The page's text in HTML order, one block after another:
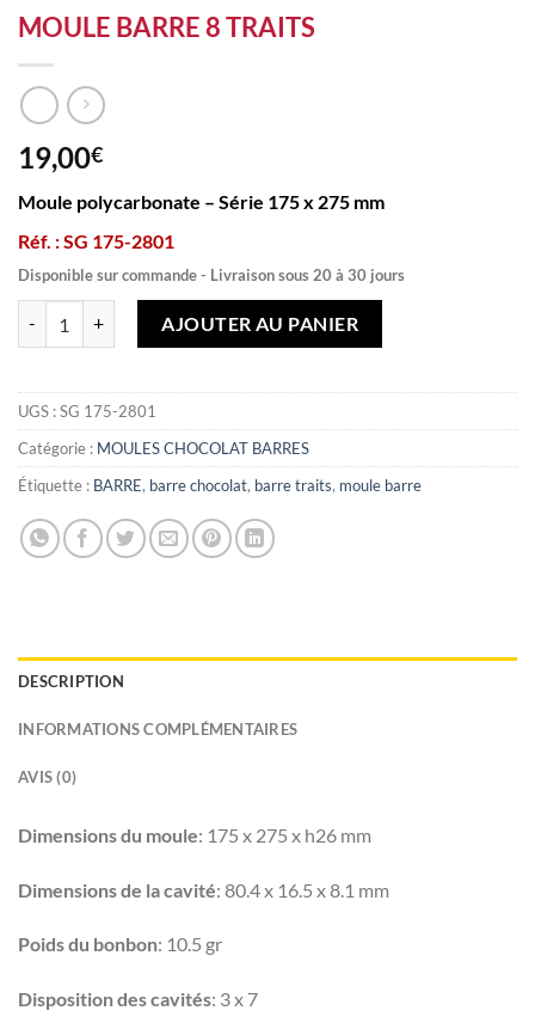
MOULE BARRE 8 TRAITS
19,00€
Moule polycarbonate – Série 175 x 275 mm
Réf. : SG 175-2801
Disponible sur commande - Livraison sous 20 à 30 jours
AJOUTER AU PANIER
UGS :SG 175-2801
Catégorie : MOULES CHOCOLAT BARRES
Étiquette : BARRE, barre chocolat, barre traits, moule barre
DESCRIPTION
INFORMATIONS COMPLÉMENTAIRES
AVIS (0)
Dimensions du moule: 175 x 275 x h26 mm
Dimensions de la cavité: 80.4 x 16.5 x 8.1 mm
Poids du bonbon: 10.5 gr
Disposition des cavités: 3 x 7